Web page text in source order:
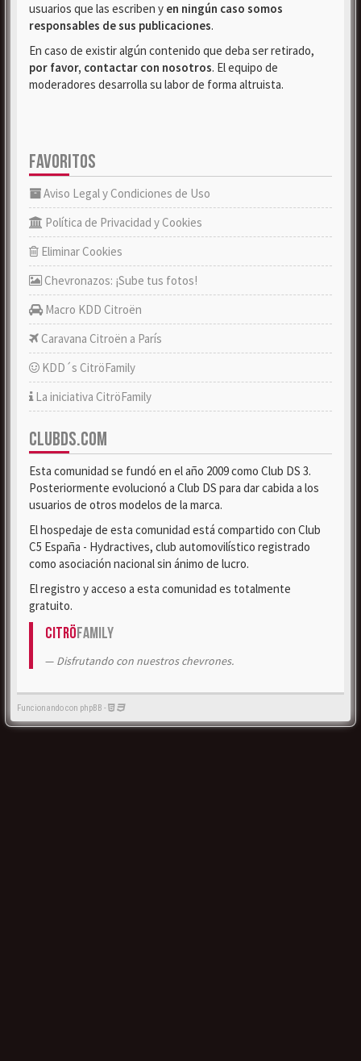
usuarios que las escriben y en ningún caso somos
responsables de sus publicaciones.
En caso de existir algún contenido que deba ser retirado,
por favor, contactar con nosotros. El equipo de
moderadores desarrolla su labor de forma altruista.
FAVORITOS
Aviso Legal y Condiciones de Uso
Política de Privacidad y Cookies
Eliminar Cookies
Chevronazos: ¡Sube tus fotos!
Macro KDD Citroën
Caravana Citroën a París
KDD´s CitröFamily
La iniciativa CitröFamily
CLUBDS.COM
Esta comunidad se fundó en el año 2009 como Club DS 3.
Posteriormente evolucionó a Club DS para dar cabida a los
usuarios de otros modelos de la marca.
El hospedaje de esta comunidad está compartido con Club
C5 España - Hydractives, club automovilístico registrado
como asociación nacional sin ánimo de lucro.
El registro y acceso a esta comunidad es totalmente
gratuito.
CitröFamily
Disfrutando con nuestros chevrones.
Funcionando con phpBB -